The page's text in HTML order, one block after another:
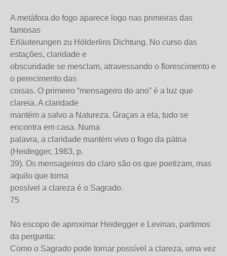
A metáfora do fogo aparece logo nas primeiras das
famosas
Erläuterungen zu Hölderlins Dichtung. No curso das
estações, claridade e
obscuridade se mesclam, atravessando o florescimento e
o perecimento das
coisas. O primeiro “mensageiro do ano” é a luz que
clareia. A claridade
mantém a salvo a Natureza. Graças a ela, tudo se
encontra em casa. Numa
palavra, a claridade mantém vivo o fogo da pátria
(Heidegger, 1983, p.
39). Os mensageiros do claro são os que poetizam, mas
aquilo que torna
possível a clareza é o Sagrado.
75
No escopo de aproximar Heidegger e Levinas, partimos
da pergunta:
Como o Sagrado pode tornar possível a clareza, uma vez